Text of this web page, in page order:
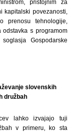
pristojnim za
povezanosti,
prenosu tehnologije,
s programom
Gospodarske
slovenskih
družbah
lahko izvajajo tuji
v primeru, ko sta